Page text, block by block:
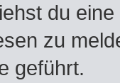
du
zu
geführt.